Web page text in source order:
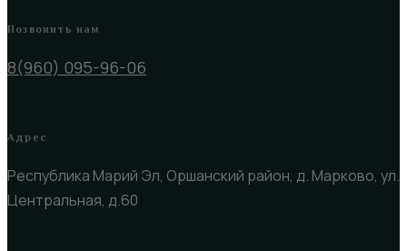
Позвонить нам
8(960) 095-96-06
Адрес
Республика Марий Эл, Оршанский район, д. Марково, ул.
Центральная, д.60